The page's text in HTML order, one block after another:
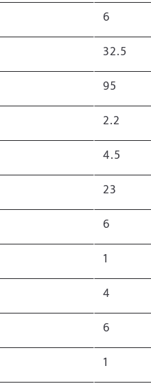
6
32.5
95
2.2
4.5
23
6
1
4
6
1